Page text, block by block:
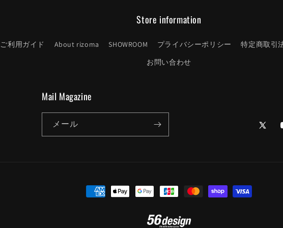
Store information
ご利用ガイド About rizoma SHOWROOM プライバシーポリシー
特定商取引
お問い合わせ
Mail Magazine
メール
Twitter